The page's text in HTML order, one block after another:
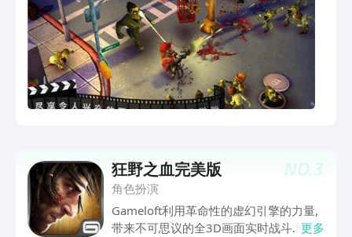
NO.3
狂野之血完美版
角色扮演
Gameloft利用革命性的虚幻引擎的力量,
带来不可思议的全3D画面实时战斗.经历
更多